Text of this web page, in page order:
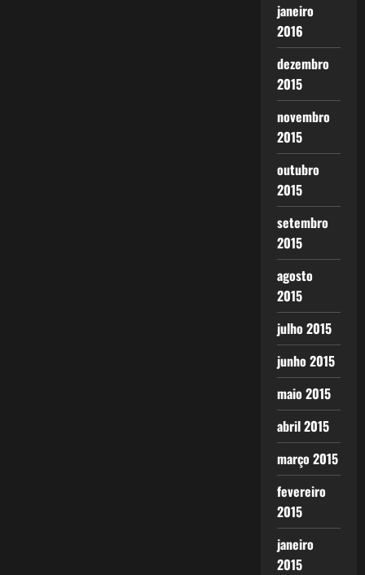
janeiro
2016
dezembro
2015
novembro
2015
outubro
2015
setembro
2015
agosto
2015
julho 2015
junho 2015
maio 2015
abril 2015
março 2015
fevereiro
2015
janeiro
2015